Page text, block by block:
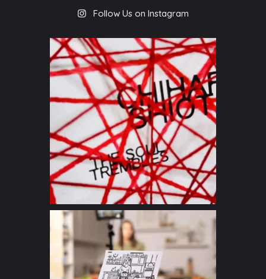
Follow Us on Instagram